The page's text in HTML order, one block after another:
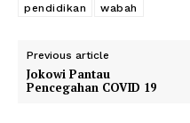
pendidikan
wabah
Previous article
Jokowi Pantau
Pencegahan COVID 19